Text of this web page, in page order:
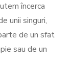
încerca
unii singuri,
de un sfat
sau de un